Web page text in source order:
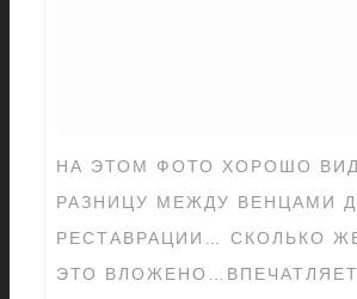
НА ЭТОМ ФОТО ХОРОШО
РАЗНИЦУ МЕЖДУ ВЕНЦАМИ
РЕСТАВРАЦИИ… СКОЛЬКО
ЭТО